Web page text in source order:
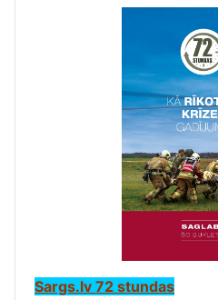
Sargs.lv 72 stundas